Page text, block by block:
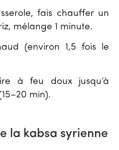
fais chauffer un
mélange 1 minute.
(environ 1,5 fois le
à feu doux jusqu’à
min).
la kabsa syrienne